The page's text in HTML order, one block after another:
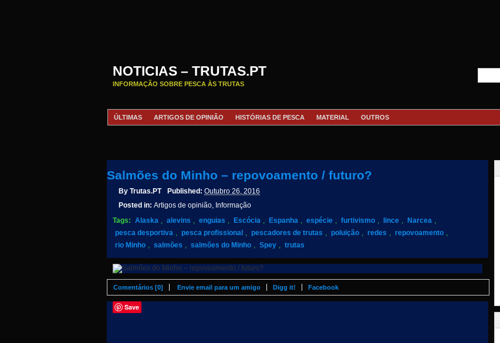
NOTICIAS – TRUTAS.PT
INFORMAÇÃO SOBRE PESCA ÀS TRUTAS
ÚLTIMAS
ARTIGOS DE OPINIÃO HISTÓRIAS DE PESCA MATERIAL OUTROS
Salmões do Minho – repovoamento / futuro?
By Trutas.PT Published: Outubro 26, 2016
Posted in: Artigos de opinião, Informação
Tags: Alaska , alevins , enguias , Escócia , Espanha , espécie , furtivismo , lince , Narcea ,
pesca desportiva , pesca profissional , pescadores de trutas , poluição , redes , repovoamento ,
rio Minho , salmões , salmões do Minho , Spey , trutas
Comentários [0] Envie email para um amigo Digg it! Facebook
Save